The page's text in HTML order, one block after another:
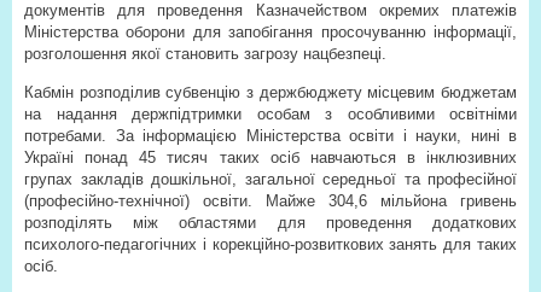
документів для проведення Казначейством окремих платежів
Міністерства оборони для запобігання просочуванню інформації,
розголошення якої становить загрозу нацбезпеці.
Кабмін розподілив субвенцію з держбюджету місцевим бюджетам
на надання держпідтримки особам з особливими освітніми
потребами. За інформацією Міністерства освіти і науки, нині в
Україні понад 45 тисяч таких осіб навчаються в інклюзивних
групах закладів дошкільної, загальної середньої та професійної
(професійно-технічної) освіти. Майже 304,6 мільйона гривень
розподілять між областями для проведення додаткових
психолого-педагогічних і корекційно-розвиткових занять для таких
осіб.